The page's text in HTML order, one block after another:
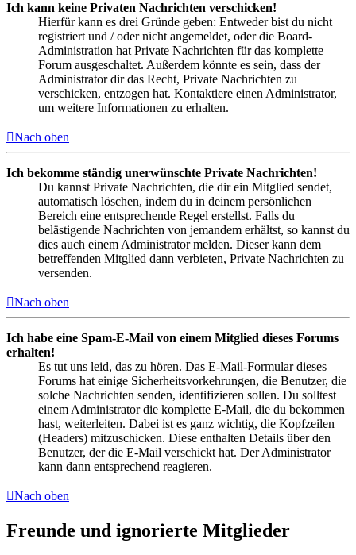
Ich kann keine Privaten Nachrichten verschicken!
Hierfür kann es drei Gründe geben: Entweder bist du nicht
registriert und / oder nicht angemeldet, oder die Board-
Administration hat Private Nachrichten für das komplette
Forum ausgeschaltet. Außerdem könnte es sein, dass der
Administrator dir das Recht, Private Nachrichten zu
verschicken, entzogen hat. Kontaktiere einen Administrator,
um weitere Informationen zu erhalten.
Nach oben
Ich bekomme ständig unerwünschte Private Nachrichten!
Du kannst Private Nachrichten, die dir ein Mitglied sendet,
automatisch löschen, indem du in deinem persönlichen
Bereich eine entsprechende Regel erstellst. Falls du
belästigende Nachrichten von jemandem erhältst, so kannst du
dies auch einem Administrator melden. Dieser kann dem
betreffenden Mitglied dann verbieten, Private Nachrichten zu
versenden.
Nach oben
Ich habe eine Spam-E-Mail von einem Mitglied dieses Forums
erhalten!
Es tut uns leid, das zu hören. Das E-Mail-Formular dieses
Forums hat einige Sicherheitsvorkehrungen, die Benutzer, die
solche Nachrichten senden, identifizieren sollen. Du solltest
einem Administrator die komplette E-Mail, die du bekommen
hast, weiterleiten. Dabei ist es ganz wichtig, die Kopfzeilen
(Headers) mitzuschicken. Diese enthalten Details über den
Benutzer, der die E-Mail verschickt hat. Der Administrator
kann dann entsprechend reagieren.
Nach oben
Freunde und ignorierte Mitglieder